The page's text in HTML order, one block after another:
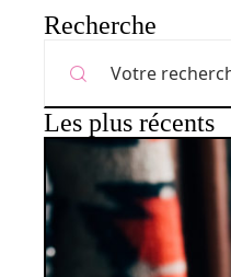
Recherche
Les plus récents